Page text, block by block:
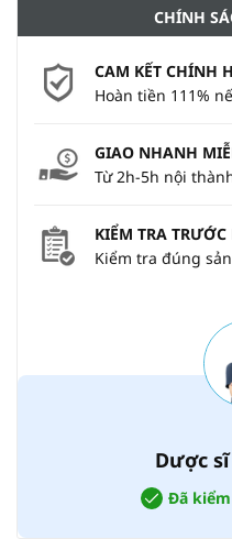
CHÍNH
CAM KẾT CHÍNH
Hoàn tiền 111%
GIAO NHANH
Từ 2h-5h nội
KIỂM TRA
Kiểm tra đúng
Dược
Đã